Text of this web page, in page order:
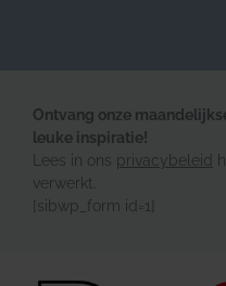
Ontvang onze
leuke inspiratie!
Lees in ons privacybeleid
verwerkt.
[sibwp_form id=1]